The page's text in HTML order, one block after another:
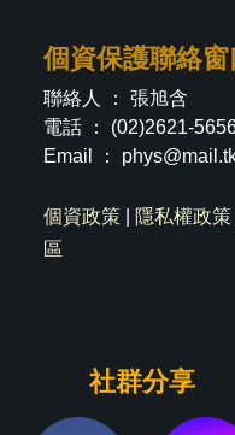
個資保護聯絡窗
聯絡人 ： 張旭含
電話 ： (02)2621-
Email ：
個資政策 隱私權政策
區
社群分享